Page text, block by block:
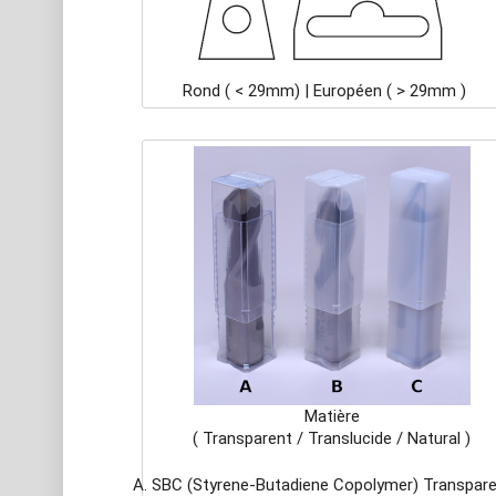
Rond ( < 29mm) | Européen ( > 29mm )
Matière
( Transparent / Translucide / Natural )
SBC (Styrene-Butadiene Copolymer)